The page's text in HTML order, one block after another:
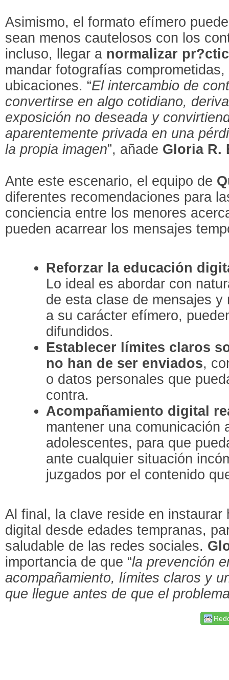
Asimismo, el formato efímero
sean menos cautelosos con los
incluso, llegar a normalizar
mandar fotografías
ubicaciones. “El intercambio de
convertirse en algo cotidiano,
exposición no deseada y
aparentemente privada en una
la propia imagen”, añade Gloria R.
Ante este escenario, el equipo de
diferentes recomendaciones para
conciencia entre los menores
pueden acarrear los mensajes
Reforzar la educación
Lo ideal es abordar con
de esta clase de mensajes
a su carácter efímero,
difundidos.
Establecer límites claros
no han de ser enviados,
o datos personales que
contra.
Acompañamiento digital
mantener una comunicación
adolescentes, para que
ante cualquier situación
juzgados por el contenido
Al final, la clave reside en instaurar
digital desde edades tempranas,
saludable de las redes sociales.
importancia de que “la prevención
acompañamiento, límites claros y
que llegue antes de que el